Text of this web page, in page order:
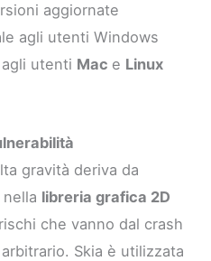
aggiornate
agli utenti Windows
utenti Mac e Linux
gravità deriva da
libreria grafica 2D
che vanno dal crash
Skia è utilizzata